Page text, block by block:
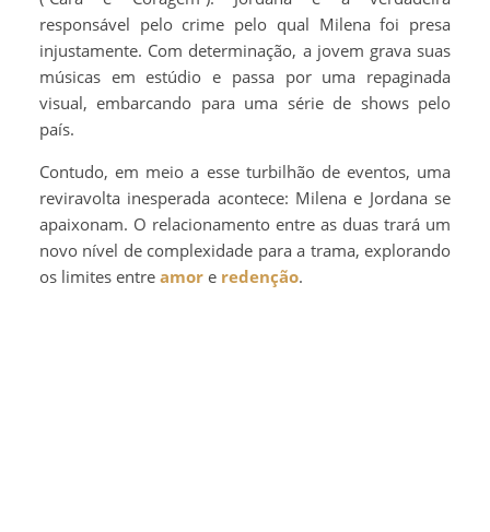
responsável pelo crime pelo qual Milena foi presa
injustamente. Com determinação, a jovem grava suas
músicas em estúdio e passa por uma repaginada
visual, embarcando para uma série de shows pelo
país.
Contudo, em meio a esse turbilhão de eventos, uma
reviravolta inesperada acontece: Milena e Jordana se
apaixonam. O relacionamento entre as duas trará um
novo nível de complexidade para a trama, explorando
os limites entre amor e redenção.